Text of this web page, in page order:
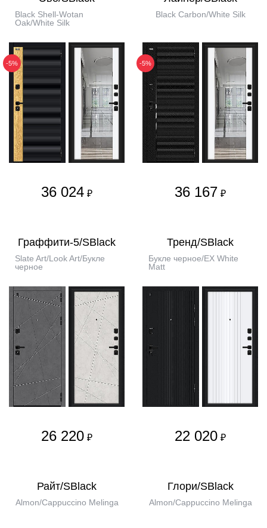
Black Shell-Wotan
Oak/White Silk
-5%
36 024 ₽
Black Carbon/White Silk
-5%
36 167 ₽
Граффити-5/SBlack
Slate Art/Look Art/Букле
черное
26 220 ₽
Тренд/SBlack
Букле черное/EX White
Matt
22 020 ₽
Райт/SBlack
Almon/Cappuccino Melinga
Глори/SBlack
Almon/Cappuccino Melinga